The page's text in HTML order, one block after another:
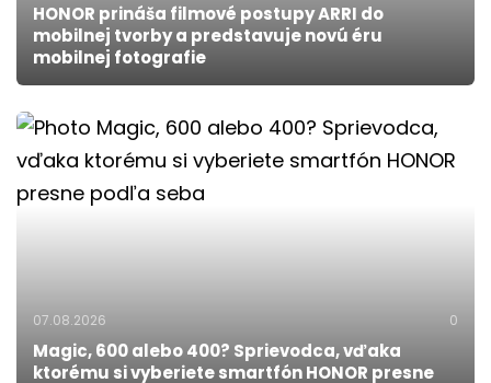
HONOR prináša filmové postupy ARRI do
mobilnej tvorby a predstavuje novú éru
mobilnej fotografie
07.08.2026 0
Magic, 600 alebo 400? Sprievodca, vďaka
ktorému si vyberiete smartfón HONOR presne